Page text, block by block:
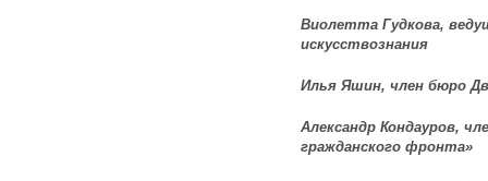
Виолетта Гудкова,
искусствознания
Илья Яшин, член бюро
Александр Кондауров,
гражданского фронта»